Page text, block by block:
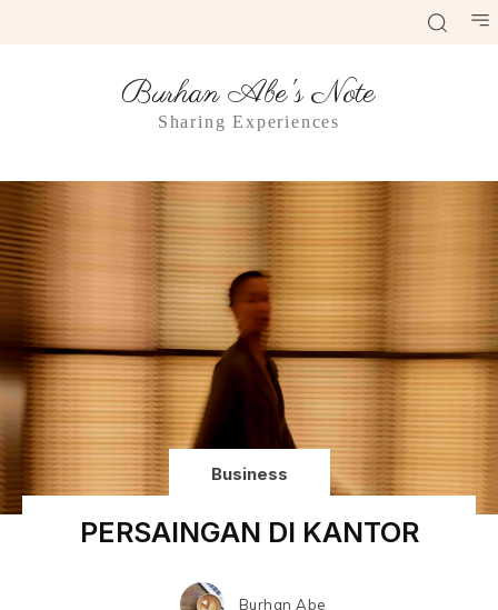
Burhan Abe's Note
Sharing Experiences
Business
PERSAINGAN DI KANTOR
Burhan Abe